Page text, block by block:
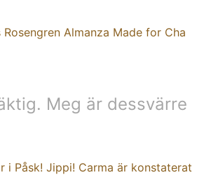
Almanza Made for Cha
Meg är dessvärre
i Påsk! Jippi! Carma är konstaterat